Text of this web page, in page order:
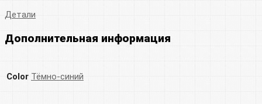
Детали
Дополнительная информация
Color Тёмно-синий